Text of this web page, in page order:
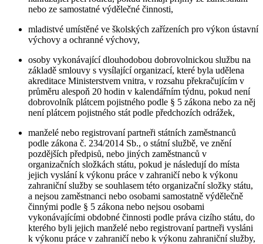
nebo ze samostatné výdělečné činnosti,
mladistvé umístěné ve školských zařízeních pro výkon ústavní
výchovy a ochranné výchovy,
osoby vykonávající dlouhodobou dobrovolnickou službu na
základě smlouvy s vysílající organizací, které byla udělena
akreditace Ministerstvem vnitra, v rozsahu překračujícím v
průměru alespoň 20 hodin v kalendářním týdnu, pokud není
dobrovolník plátcem pojistného podle § 5 zákona nebo za něj
není plátcem pojistného stát podle předchozích odrážek,
manželé nebo registrovaní partneři státních zaměstnanců
podle zákona č. 234/2014 Sb., o státní službě, ve znění
pozdějších předpisů, nebo jiných zaměstnanců v
organizačních složkách státu, pokud je následují do místa
jejich vyslání k výkonu práce v zahraničí nebo k výkonu
zahraniční služby se souhlasem této organizační složky státu,
a nejsou zaměstnanci nebo osobami samostatně výdělečně
činnými podle § 5 zákona nebo nejsou osobami
vykonávajícími obdobné činnosti podle práva cizího státu, do
kterého byli jejich manželé nebo registrovaní partneři vysláni
k výkonu práce v zahraničí nebo k výkonu zahraniční služby,